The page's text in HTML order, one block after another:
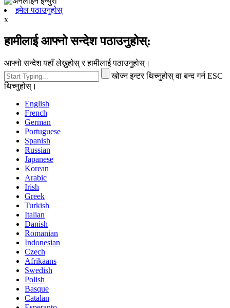
इमेल पठाउनुहोस्
x
हामीलाई आफ्नो सन्देश पठाउनुहोस्:
आफ्नो सन्देश यहाँ लेख्नुहोस् र हामीलाई पठाउनुहोस्।
खोज्न इन्टर थिच्नुहोस् वा बन्द गर्न ESC
थिच्नुहोस्।
English
French
German
Portuguese
Spanish
Russian
Japanese
Korean
Arabic
Irish
Greek
Turkish
Italian
Danish
Romanian
Indonesian
Czech
Afrikaans
Swedish
Polish
Basque
Catalan